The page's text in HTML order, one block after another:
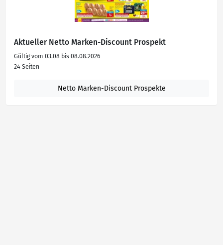
Aktueller Netto Marken-Discount Prospekt
Gültig vom 03.08 bis 08.08.2026
24 Seiten
Netto Marken-Discount Prospekte